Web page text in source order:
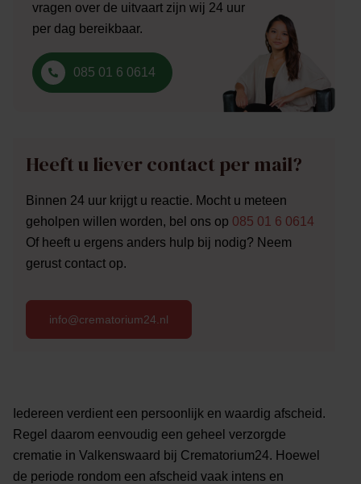
Iedereen verdient een persoonlijk en waardig afscheid.
Regel daarom eenvoudig een geheel verzorgde
crematie in Valkenswaard bij Crematorium24. Hoewel
de periode rondom een afscheid vaak intens en
vragen over de uitvaart zijn wij 24 uur
per dag bereikbaar.
085 01 6 0614
Heeft u liever contact per mail?
Binnen 24 uur krijgt u reactie. Mocht u meteen
geholpen willen worden, bel ons op 085 01 6 0614
Of heeft u ergens anders hulp bij nodig? Neem
gerust contact op.
info@crematorium24.nl